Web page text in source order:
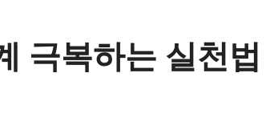
극복하는 실천법